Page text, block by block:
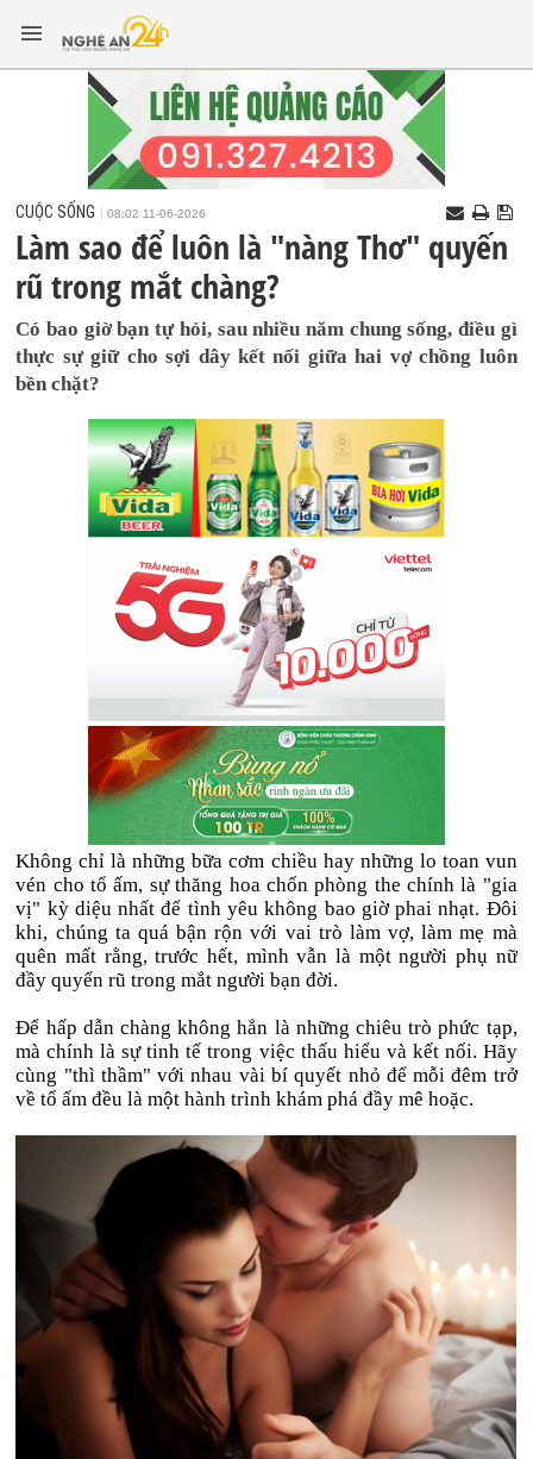
CUỘC SỐNG 08:02 11-06-2026
Làm sao để luôn là "nàng Thơ" quyến
rũ trong mắt chàng?
Có bao giờ bạn tự hỏi, sau nhiều năm chung sống, điều gì
thực sự giữ cho sợi dây kết nối giữa hai vợ chồng luôn
bền chặt?
Không chỉ là những bữa cơm chiều hay những lo toan vun
vén cho tổ ấm, sự thăng hoa chốn phòng the chính là "gia
vị" kỳ diệu nhất để tình yêu không bao giờ phai nhạt. Đôi
khi, chúng ta quá bận rộn với vai trò làm vợ, làm mẹ mà
quên mất rằng, trước hết, mình vẫn là một người phụ nữ
đầy quyến rũ trong mắt người bạn đời.
Để hấp dẫn chàng không hẳn là những chiêu trò phức tạp,
mà chính là sự tinh tế trong việc thấu hiểu và kết nối. Hãy
cùng "thì thầm" với nhau vài bí quyết nhỏ để mỗi đêm trở
về tổ ấm đều là một hành trình khám phá đầy mê hoặc.